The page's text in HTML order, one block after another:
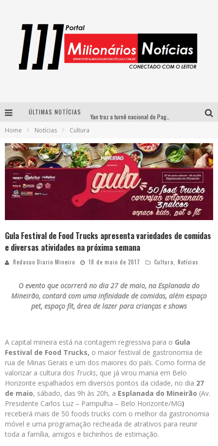
ÚLTIMAS NOTÍCIAS
Simone celebra a força feminina e sua trajetória histórica na MPB em novo show “Que mulher é essa!?” em Belo Horizonte
Fenômeno do pagode, Fabinho desembarca em BH com a primeira edição do “Pagobinho”
Home Notícias Cultura
Gula Festival de Food Trucks apresenta variedades de comidas
e diversas atividades na próxima semana
Redacao Diario Mineiro 18 de maio de 2017 Cultura, Notícias
O evento que ocorrerá no dia 27 de maio, na Esplanada do
Mineirão, contará com uma infinidade de comidas, além espaço
pet, espaço fit, área de lazer para crianças e shows
A capital mineira está na contagem regressiva para o Gula
Festival de Food Trucks, o maior festival de gastronomia de
rua de Minas Gerais e um dos maiores do país. Como forma de
valorizar a cultura dos Trucks, que já virou mania em Belo
Horizonte espalhados em diversos pontos da cidade, no dia 27
de maio, sábado, das 9h às 20h, a Esplanada do Mineirão (Av.
Presidente Carlos Luz – Pampulha – Belo Horizonte/MG)
receberá mais de 50 foods trucks com o melhor da gastronomia
móvel e uma programação recheada de atrativos para reunir
toda a família, amigos e bichinhos de estimação.